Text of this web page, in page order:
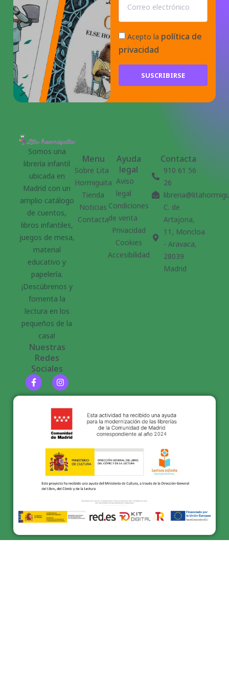
Acepto la política de
privacidad
SUSCRIBIRSE
Somos una
librería infantil
ubicada en
Madrid con un
amplio catálogo
de cuentos,
libros infantiles,
juegos de mesa,
material
educativo y
papelería.
¡Descúbrenos y
fomenta la
lectura en los
pequeños de la
casa!
Nuestras
Redes
Sociales
Menu
Sobre Lita
Hormiguita
Tienda
Noticias
Contacta
Ayuda
legal
Aviso
legal
Condiciones
de venta
Privacidad
Cookies
Accesibilidad
Contacta
910 61 56
26
C. de
Artajona,
11, Moncloa
- Aravaca,
28039
Madrid